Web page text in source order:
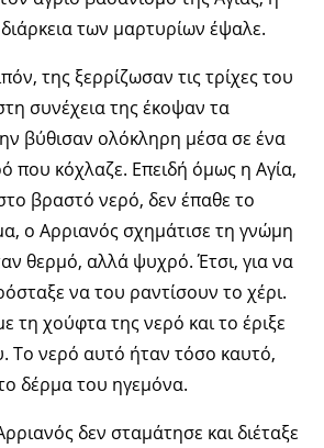
των μαρτυρίων έψαλε.
της ξερρίζωσαν τις τρίχες του
συνέχεια της έκοψαν τα
βύθισαν ολόκληρη μέσα σε ένα
που κόχλαζε. Επειδή όμως η Αγία,
βραστό νερό, δεν έπαθε το
ο Αρριανός σχημάτισε τη γνώμη
θερμό, αλλά ψυχρό. Έτσι, για να
να του ραντίσουν το χέρι.
τη χούφτα της νερό και το έριξε
Το νερό αυτό ήταν τόσο καυτό,
δέρμα του ηγεμόνα.
δεν σταμάτησε και διέταξε